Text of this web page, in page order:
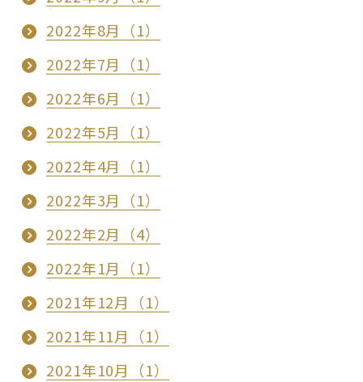
2022年8月（1）
2022年7月（1）
2022年6月（1）
2022年5月（1）
2022年4月（1）
2022年3月（1）
2022年2月（4）
2022年1月（1）
2021年12月（1）
2021年11月（1）
2021年10月（1）